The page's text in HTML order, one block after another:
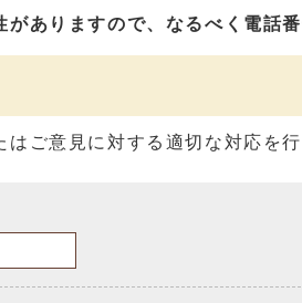
ありますので、なるべく電話
ご意見に対する適切な対応を